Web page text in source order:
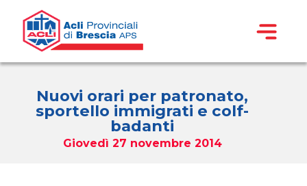
Nuovi orari per patronato,
sportello immigrati e colf-
badanti
Giovedì 27 novembre 2014